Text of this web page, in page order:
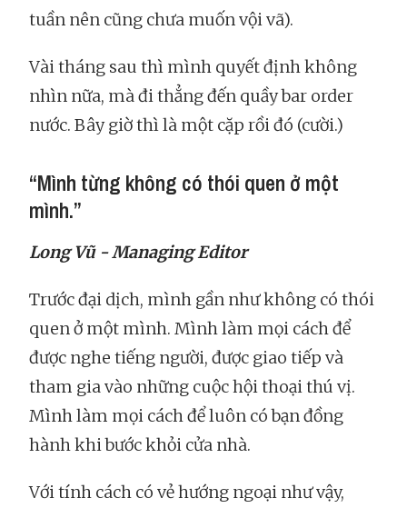
tuần nên cũng chưa muốn vội vã).
Vài tháng sau thì mình quyết định không
nhìn nữa, mà đi thẳng đến quầy bar order
nước. Bây giờ thì là một cặp rồi đó (cười.)
“Mình từng không có thói quen ở một
mình.”
Long Vũ - Managing Editor
Trước đại dịch, mình gần như không có thói
quen ở một mình. Mình làm mọi cách để
được nghe tiếng người, được giao tiếp và
tham gia vào những cuộc hội thoại thú vị.
Mình làm mọi cách để luôn có bạn đồng
hành khi bước khỏi cửa nhà.
Với tính cách có vẻ hướng ngoại như vậy,